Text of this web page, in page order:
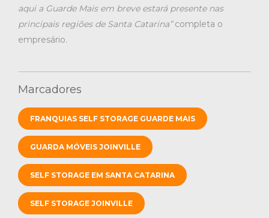
aqui a Guarde Mais em breve estará presente nas
principais regiões de Santa Catarina”completa o
empresário.
Marcadores
FRANQUIAS SELF STORAGE GUARDE MAIS
GUARDA MÓVEIS JOINVILLE
SELF STORAGE EM SANTA CATARINA
SELF STORAGE JOINVILLE